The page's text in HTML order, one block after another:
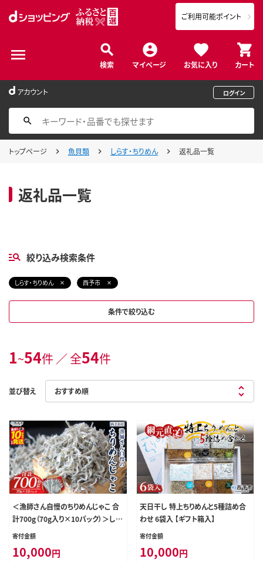
検索 マイページ お気に入り カート
ご利用可能ポイント
アカウント ログイン
トップページ 魚貝類 しらす・ちりめん 返礼品一覧
返礼品一覧
絞り込み検索条件
しらす・ちりめん 西予市
条件で絞り込む
1~54件 ／ 全54件
並び替え
＜漁師さん自慢のちりめんじゃこ 合
計700g（70g入り×10パック）＞しら
す シラス おじゃこ お魚 おさかな 小
個包装 おすそ分け 国産 産地直送
寄付金額
10,000円
天日干し 特上ちりめんと5種詰め合
わせ 6袋入 【ギフト箱入】
寄付金額
10,000円